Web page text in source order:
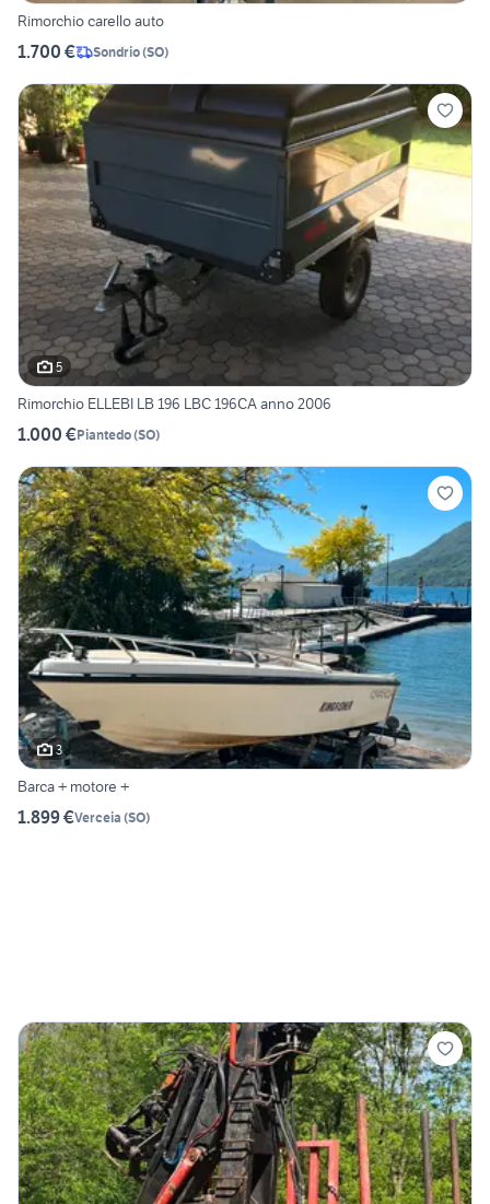
Rimorchio carello auto
1.700 € Sondrio(SO)
5
Rimorchio ELLEBI LB 196 LBC 196CA anno 2006
1.000 €Piantedo(SO)
3
Barca + motore +
1.899 €Verceia (SO)